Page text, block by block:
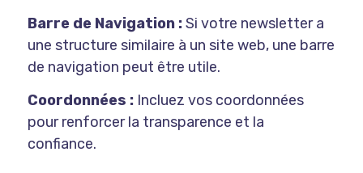
Barre de Navigation :Si votre newsletter a
une structure similaire à un site web, une barre
de navigation peut être utile.
Coordonnées :Incluez vos coordonnées
pour renforcer la transparence et la
confiance.